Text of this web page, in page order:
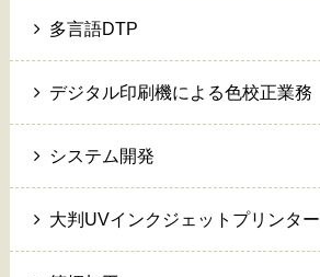
多言語DTP
デジタル印刷機による色校正業務
システム開発
大判UVインクジェットプリンター